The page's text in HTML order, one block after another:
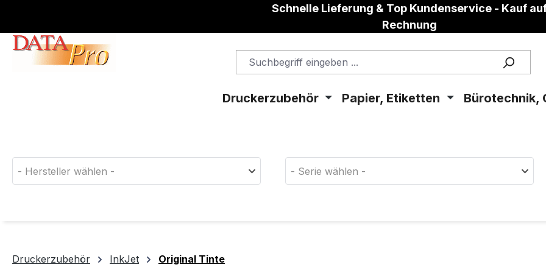
Schnelle Lieferung & Top Kundenservice - Kauf
Rechnung
Druckerzubehör Papier, Etiketten Bürotechnik,
- Hersteller wählen - - Serie wählen -
Druckerzubehör InkJet Original Tinte